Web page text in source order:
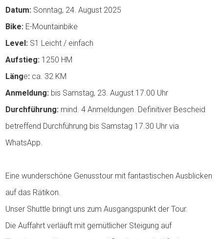
Datum: Sonntag, 24. August 2025
Bike: E-Mountainbike
Level: S1 Leicht / einfach
Aufstieg: 1250 HM
Länge: ca. 32 KM
Anmeldung: bis Samstag, 23. August 17.00 Uhr
Durchführung: mind. 4 Anmeldungen. Definitiver Bescheid
betreffend Durchführung bis Samstag 17.30 Uhr via
WhatsApp.
Eine wunderschöne Genusstour mit fantastischen Ausblicken
auf das Rätikon.
Unser Shuttle bringt uns zum Ausgangspunkt der Tour.
Die Auffahrt verläuft mit gemütlicher Steigung auf